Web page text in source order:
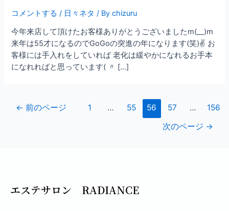
コメントする / 日々ネタ / Bychizuru
今年来店して頂けたお客様ありがとうございましたm(__)m
来年は55才になるのでGoGoの突進の年になります(笑)✌ お
客様には手入れをしていれば 老化は緩やかになれるお手本
になれればと思っています( 〃 […]
← 前のページ 1 … 55 56 57 …
156
次のページ →
エステサロン RADIANCE